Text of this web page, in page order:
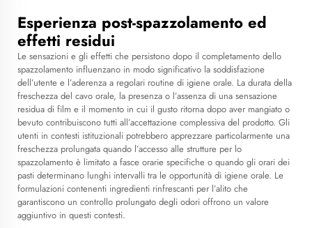
Esperienza post-spazzolamento ed
effetti residui
Le sensazioni e gli effetti che persistono dopo il completamento dello
spazzolamento influenzano in modo significativo la soddisfazione
dell’utente e l’aderenza a regolari routine di igiene orale. La durata della
freschezza del cavo orale, la presenza o l’assenza di una sensazione
residua di film e il momento in cui il gusto ritorna dopo aver mangiato o
bevuto contribuiscono tutti all’accettazione complessiva del prodotto. Gli
utenti in contesti istituzionali potrebbero apprezzare particolarmente una
freschezza prolungata quando l’accesso alle strutture per lo
spazzolamento è limitato a fasce orarie specifiche o quando gli orari dei
pasti determinano lunghi intervalli tra le opportunità di igiene orale. Le
formulazioni contenenti ingredienti rinfrescanti per l’alito che
garantiscono un controllo prolungato degli odori offrono un valore
aggiuntivo in questi contesti.